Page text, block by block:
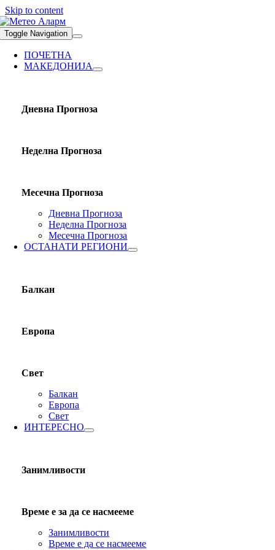
Skip to content
Toggle Navigation
ПОЧЕТНА
МАКЕДОНИЈА
Дневна Прогноза
Неделна Прогноза
Месечна Прогноза
Дневна Прогноза
Неделна Прогноза
Месечна Прогноза
ОСТАНАТИ РЕГИОНИ
Балкан
Европа
Свет
Балкан
Европа
Свет
ИНТЕРЕСНО
Занимливости
Време е за да се насмееме
Занимливости
Време е да се насмееме